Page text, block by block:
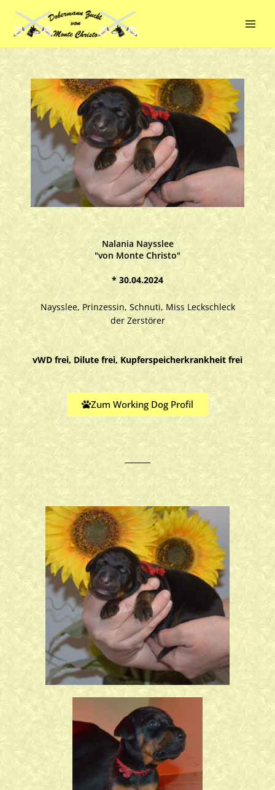
Inhalt
springen
Nalania Naysslee
"von Monte Christo"
* 30.04.2024
Naysslee, Prinzessin, Schnuti, Miss Leckschleck
der Zerstörer
vWD frei, Dilute frei, Kupferspeicherkrankheit frei
Zum Working Dog Profil